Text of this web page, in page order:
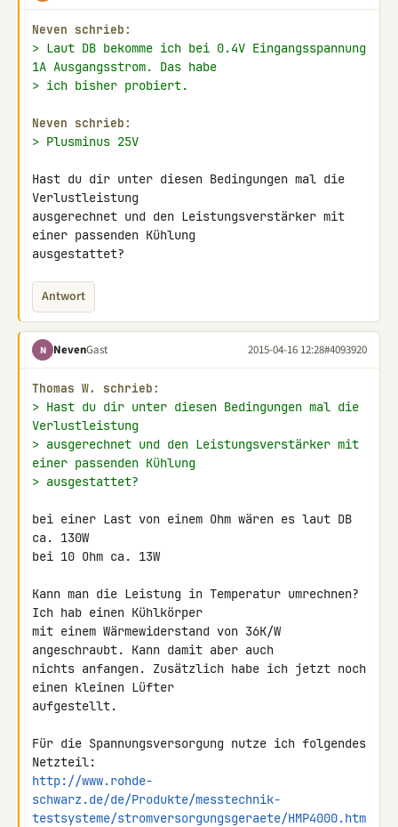
Neven schrieb:
> Laut DB bekomme ich bei 0.4V Eingangsspannung
1A Ausgangsstrom. Das habe
> ich bisher probiert.
Neven schrieb:
> Plusminus 25V
Hast du dir unter diesen Bedingungen mal die
Verlustleistung
ausgerechnet und den Leistungsverstärker mit
einer passenden Kühlung
ausgestattet?
Antwort
N NevenGast 2015-04-16 12:28#4093920
Thomas W. schrieb:
> Hast du dir unter diesen Bedingungen mal die
Verlustleistung
> ausgerechnet und den Leistungsverstärker mit
einer passenden Kühlung
> ausgestattet?
bei einer Last von einem Ohm wären es laut DB
ca. 130W
bei 10 Ohm ca. 13W
Kann man die Leistung in Temperatur umrechnen?
Ich hab einen Kühlkörper
mit einem Wärmewiderstand von 36K/W
angeschraubt. Kann damit aber auch
nichts anfangen. Zusätzlich habe ich jetzt noch
einen kleinen Lüfter
aufgestellt.
Für die Spannungsversorgung nutze ich folgendes
http://www.rohde-
schwarz.de/de/Produkte/messtechnik-
testsysteme/stromversorgungsgeraete/HMP4000.htm